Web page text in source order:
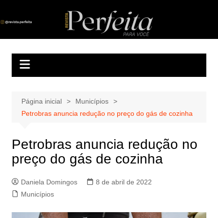
Revista Perfeita
A melhor revista eletrônica do interior de Sergipe
Página inicial
Municípios
Petrobras anuncia redução no preço do gás de cozinha
Petrobras anuncia redução no
preço do gás de cozinha
Daniela Domingos
8 de abril de 2022
Municípios